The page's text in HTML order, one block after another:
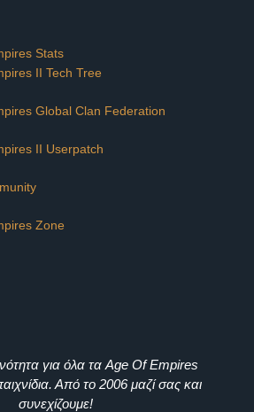
Stats
II Tech Tree
Global Clan Federation
II Userpatch
Zone
για όλα τα Age Of Empires
Από το 2006 μαζί σας και
συνεχίζουμε!